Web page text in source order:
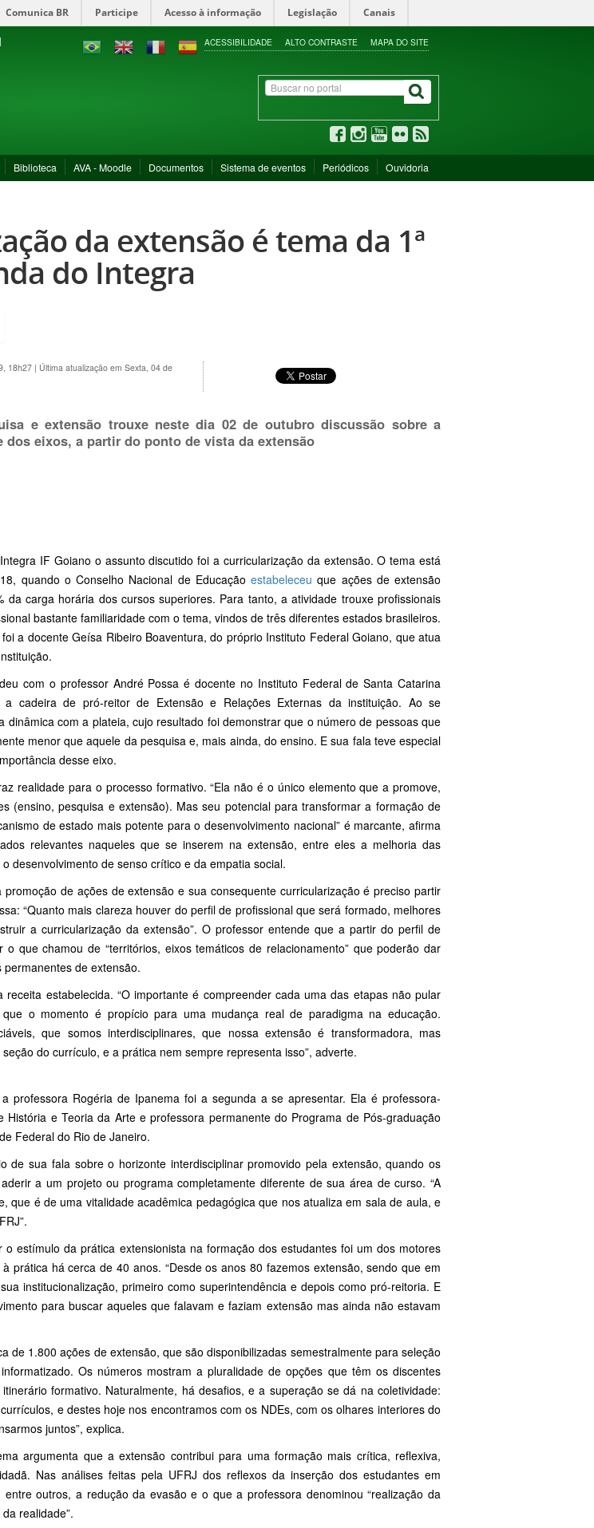
Comunica BR Participe Acesso à informação Legislação Canais
ACESSIBILIDADE ALTO CONTRASTE MAPA DO SITE
Biblioteca AVA - Moodle Documentos Sistema de eventos Periódicos Ouvidoria
da extensão é tema da 1ª
do Integra
18h27 | Última atualização em Sexta, 04 de
e extensão trouxe neste dia 02 de outubro discussão sobre a
eixos, a partir do ponto de vista da extensão
IF Goiano o assunto discutido foi a curricularização da extensão. O tema está
quando o Conselho Nacional de Educaçãoestabeleceu que ações de extensão
da carga horária dos cursos superiores. Para tanto, a atividade trouxe profissionais
bastante familiaridade com o tema, vindos de três diferentes estados brasileiros.
a docente Geísa Ribeiro Boaventura, do próprio Instituto Federal Goiano, que atua
com o professor André Possa é docente no Instituto Federal de Santa Catarina
a cadeira de pró-reitor de Extensão e Relações Externas da instituição. Ao se
dinâmica com a plateia, cujo resultado foi demonstrar que o número de pessoas que
menor que aquele da pesquisa e, mais ainda, do ensino. E sua fala teve especial
desse eixo.
realidade para o processo formativo. “Ela não é o único elemento que a promove,
(ensino, pesquisa e extensão). Mas seu potencial para transformar a formação de
de estado mais potente para o desenvolvimento nacional” é marcante, afirma
relevantes naqueles que se inserem na extensão, entre eles a melhoria das
desenvolvimento de senso crítico e da empatia social.
de ações de extensão e sua consequente curricularização é preciso partir
“Quanto mais clareza houver do perfil de profissional que será formado, melhores
a curricularização da extensão”. O professor entende que a partir do perfil de
o que chamou de “territórios, eixos temáticos de relacionamento” que poderão dar
de extensão.
estabelecida. “O importante é compreender cada uma das etapas não pular
o momento é propício para uma mudança real de paradigma na educação.
que somos interdisciplinares, que nossa extensão é transformadora, mas
do currículo, e a prática nem sempre representa isso”, adverte.
professora Rogéria de Ipanema foi a segunda a se apresentar. Ela é professora-
História e Teoria da Arte e professora permanente do Programa de Pós-graduação
Federal do Rio de Janeiro.
de sua fala sobre o horizonte interdisciplinar promovido pela extensão, quando os
a um projeto ou programa completamente diferente de sua área de curso. “A
que é de uma vitalidade acadêmica pedagógica que nos atualiza em sala de aula, e
estímulo da prática extensionista na formação dos estudantes foi um dos motores
prática há cerca de 40 anos. “Desde os anos 80 fazemos extensão, sendo que em
institucionalização, primeiro como superintendência e depois como pró-reitoria. E
para buscar aqueles que falavam e faziam extensão mas ainda não estavam
de 1.800 ações de extensão, que são disponibilizadas semestralmente para seleção
Os números mostram a pluralidade de opções que têm os discentes
formativo. Naturalmente, há desafios, e a superação se dá na coletividade:
e destes hoje nos encontramos com os NDEs, com os olhares interiores do
juntos”, explica.
argumenta que a extensão contribui para uma formação mais crítica, reflexiva,
Nas análises feitas pela UFRJ dos reflexos da inserção dos estudantes em
outros, a redução da evasão e o que a professora denominou “realização da
realidade”.